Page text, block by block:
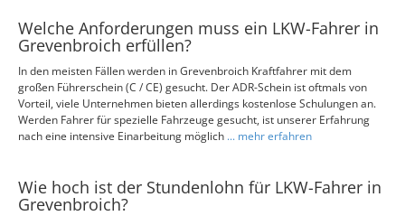
Welche Anforderungen muss ein LKW-Fahrer in
Grevenbroich erfüllen?
In den meisten Fällen werden in Grevenbroich Kraftfahrer mit dem
großen Führerschein (C / CE) gesucht. Der ADR-Schein ist oftmals von
Vorteil, viele Unternehmen bieten allerdings kostenlose Schulungen an.
Werden Fahrer für spezielle Fahrzeuge gesucht, ist unserer Erfahrung
nach eine intensive Einarbeitung möglich ... mehr erfahren
Wie hoch ist der Stundenlohn für LKW-Fahrer in
Grevenbroich?